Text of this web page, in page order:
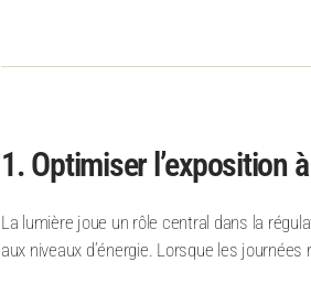
1. Optimiser l’exposition
La lumière joue un rôle central dans la
aux niveaux d’énergie. Lorsque les